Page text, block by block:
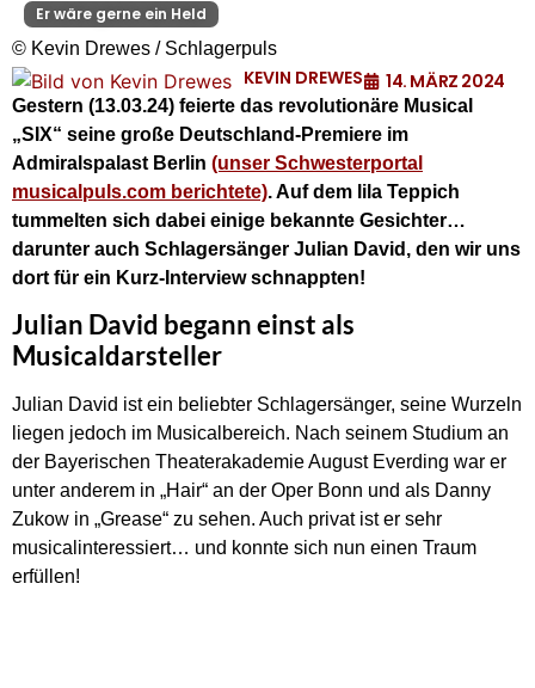
Er wäre gerne ein Held
© Kevin Drewes / Schlagerpuls
KEVIN DREWES 14. MÄRZ 2024
Gestern (13.03.24) feierte das revolutionäre Musical
„SIX“ seine große Deutschland-Premiere im
Admiralspalast Berlin (unser Schwesterportal
musicalpuls.com berichtete). Auf dem lila Teppich
tummelten sich dabei einige bekannte Gesichter…
darunter auch Schlagersänger Julian David, den wir uns
dort für ein Kurz-Interview schnappten!
Julian David begann einst als
Musicaldarsteller
Julian David ist ein beliebter Schlagersänger, seine Wurzeln
liegen jedoch im Musicalbereich. Nach seinem Studium an
der Bayerischen Theaterakademie August Everding war er
unter anderem in „Hair“ an der Oper Bonn und als Danny
Zukow in „Grease“ zu sehen. Auch privat ist er sehr
musicalinteressiert… und konnte sich nun einen Traum
erfüllen!